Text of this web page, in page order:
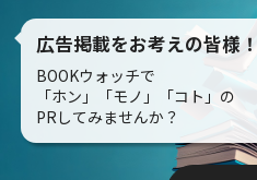
広告掲載をお考えの皆様！
BOOKウォッチで
「ホン」「モノ」「コト」の
PRしてみませんか？